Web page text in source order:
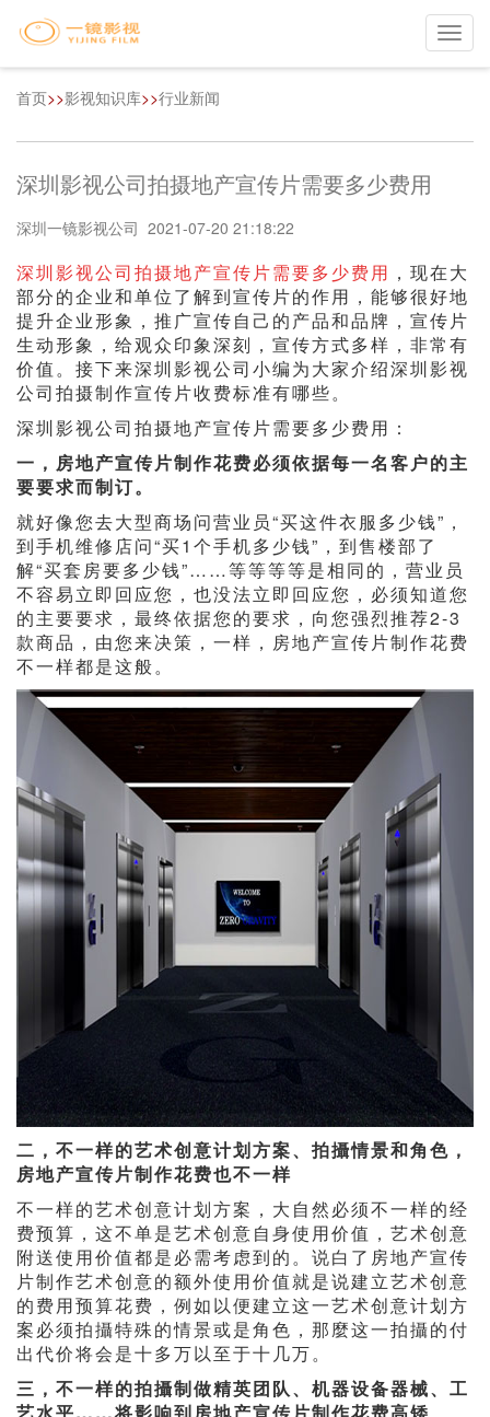
首页>>影视知识库>>行业新闻
深圳影视公司拍摄地产宣传片需要多少费用
深圳一镜影视公司 2021-07-20 21:18:22
深圳影视公司拍摄地产宣传片需要多少费用 ，现在大
部分的企业和单位了解到宣传片的作用，能够很好地
提升企业形象，推广宣传自己的产品和品牌，宣传片
生动形象，给观众印象深刻，宣传方式多样，非常有
价值。接下来深圳影视公司小编为大家介绍深圳影视
公司拍摄制作宣传片收费标准有哪些。
深圳影视公司拍摄地产宣传片需要多少费用：
一，房地产宣传片制作花费必须依据每一名客户的主
要要求而制订。
就好像您去大型商场问营业员“买这件衣服多少钱”，
到手机维修店问“买1个手机多少钱”，到售楼部了
解“买套房要多少钱”……等等等等是相同的，营业员
不容易立即回应您，也没法立即回应您，必须知道您
的主要要求，最终依据您的要求，向您强烈推荐2-3
款商品，由您来决策，一样，房地产宣传片制作花费
不一样都是这般。
二，不一样的艺术创意计划方案、拍攝情景和角色，
房地产宣传片制作花费也不一样
不一样的艺术创意计划方案，大自然必须不一样的经
费预算，这不单是艺术创意自身使用价值，艺术创意
附送使用价值都是必需考虑到的。说白了房地产宣传
片制作艺术创意的额外使用价值就是说建立艺术创意
的费用预算花费，例如以便建立这一艺术创意计划方
案必须拍攝特殊的情景或是角色，那麼这一拍攝的付
出代价将会是十多万以至于十几万。
三，不一样的拍攝制做精英团队、机器设备器械、工